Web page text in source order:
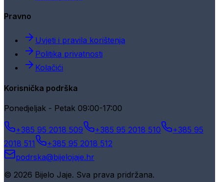
Pravno
Uvjeti i pravila korištenja
Politika privatnosti
Kolačići
Korisnička podrška
Ponedjeljak - Petak 09:00-17:00
+385 95 2018 509 +385 95 2018 510
+385 95
2018 511
+385 95 2018 512
podrska@bijelojaje.hr
© 2026 Bijelo Jaje. Sva prava pridržana.